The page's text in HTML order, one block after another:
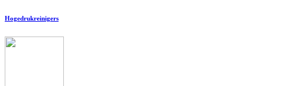
Hogedrukreinigers